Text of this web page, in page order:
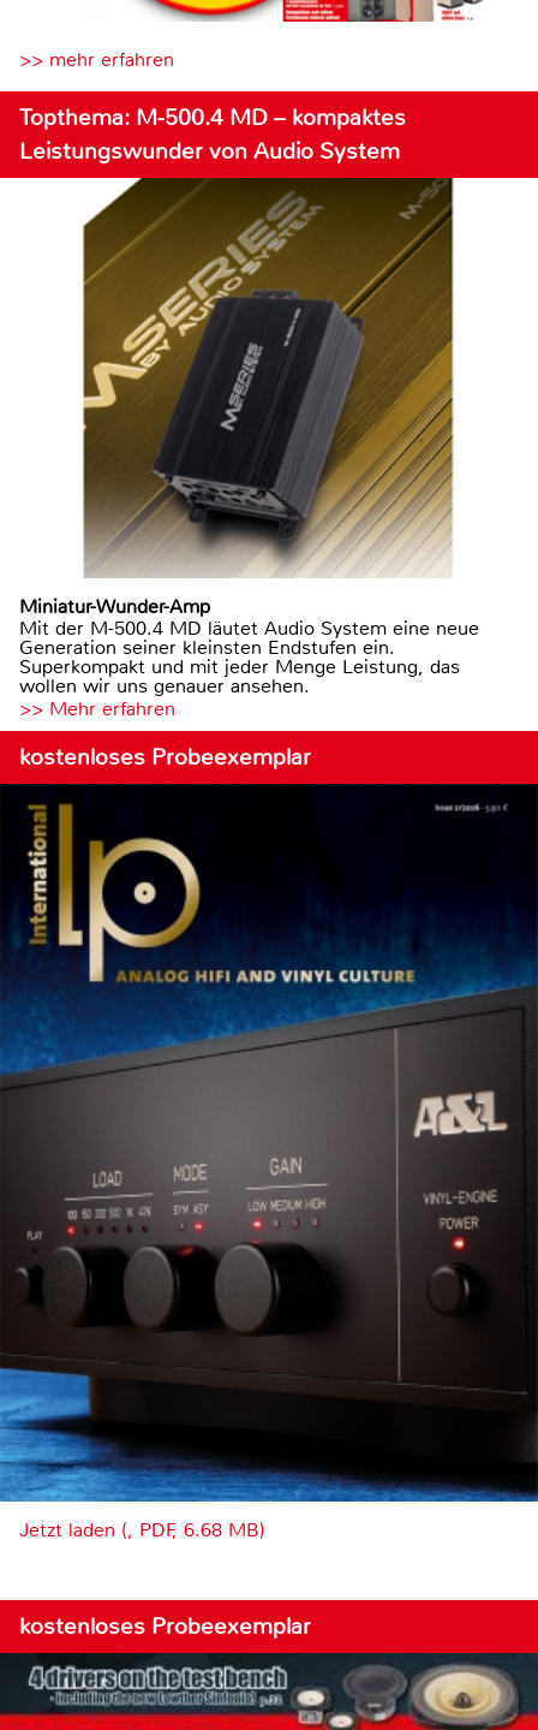
>> mehr erfahren
Topthema: M-500.4 MD – kompaktes
Leistungswunder von Audio System
Miniatur-Wunder-Amp
Mit der M-500.4 MD läutet Audio System eine neue
Generation seiner kleinsten Endstufen ein.
Superkompakt und mit jeder Menge Leistung, das
wollen wir uns genauer ansehen.
>> Mehr erfahren
kostenloses Probeexemplar
Jetzt laden (, PDF, 6.68 MB)
kostenloses Probeexemplar